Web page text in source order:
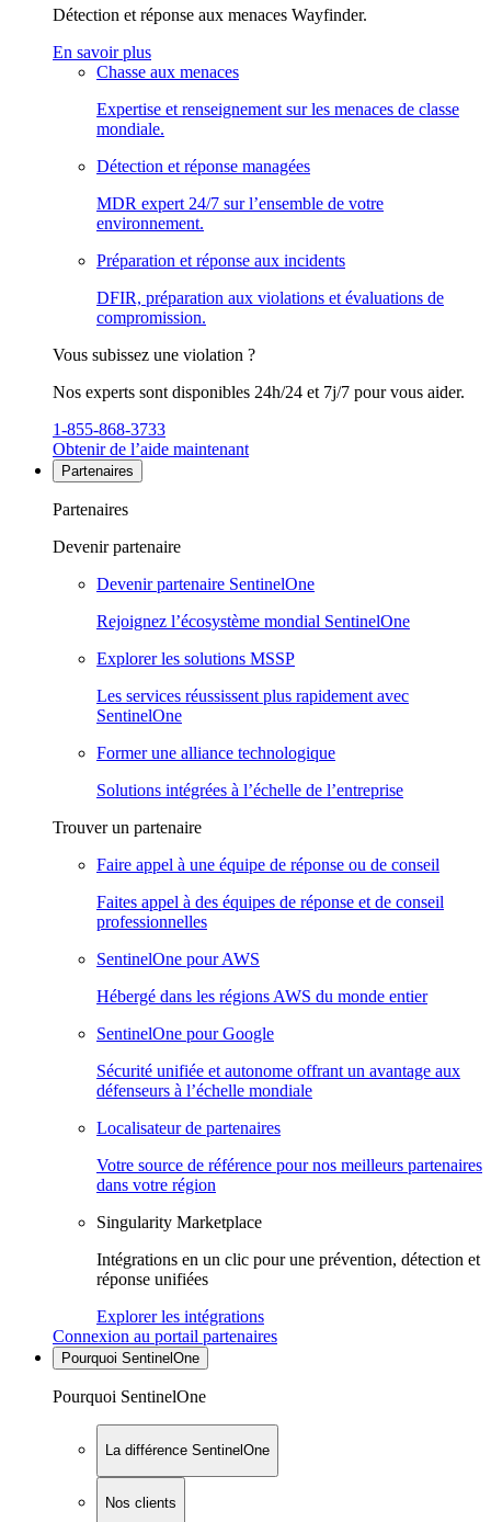
Détection et réponse aux menaces Wayfinder.
En savoir plus
Chasse aux menaces
Expertise et renseignement sur les menaces de classe
mondiale.
Détection et réponse managées
MDR expert 24/7 sur l’ensemble de votre
environnement.
Préparation et réponse aux incidents
DFIR, préparation aux violations et évaluations de
compromission.
Vous subissez une violation ?
Nos experts sont disponibles 24h/24 et 7j/7 pour vous aider.
1-855-868-3733
Obtenir de l’aide maintenant
Partenaires
Partenaires
Devenir partenaire
Devenir partenaire SentinelOne
Rejoignez l’écosystème mondial SentinelOne
Explorer les solutions MSSP
Les services réussissent plus rapidement avec
SentinelOne
Former une alliance technologique
Solutions intégrées à l’échelle de l’entreprise
Trouver un partenaire
Faire appel à une équipe de réponse ou de conseil
Faites appel à des équipes de réponse et de conseil
professionnelles
SentinelOne pour AWS
Hébergé dans les régions AWS du monde entier
SentinelOne pour Google
Sécurité unifiée et autonome offrant un avantage aux
défenseurs à l’échelle mondiale
Localisateur de partenaires
Votre source de référence pour nos meilleurs partenaires
dans votre région
Singularity Marketplace
Intégrations en un clic pour une prévention, détection et
réponse unifiées
Explorer les intégrations
Connexion au portail partenaires
Pourquoi SentinelOne
Pourquoi SentinelOne
La différence SentinelOne
Nos clients